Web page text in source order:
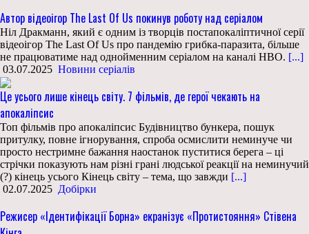
Автор відеоігор The Last Of Us покинув роботу над серіалом
Ніл Дракманн, який є одним із творців постапокаліптичної серії
відеоігор The Last Of Us про пандемію грибка-паразита, більше
не працюватиме над однойменним серіалом на каналі HBO. [...]
03.07.2025 Новини серіалів
Це усього лише кінець світу. 7 фільмів, де герої чекають на
апокаліпсис
Топ фільмів про апокаліпсис Будівництво бункера, пошук
притулку, повне ігнорування, спроба осмислити неминуче чи
просто нестримне бажання наостанок пуститися берега – ці
стрічки показують нам різні грані людської реакції на неминучий
(?) кінець усього Кінець світу – тема, що завжди [...]
02.07.2025 Добірки
Режисер «Ідентифікації Борна» екранізує «Протистояння» Стівена